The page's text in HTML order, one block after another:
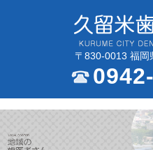
〒830-0013 福岡